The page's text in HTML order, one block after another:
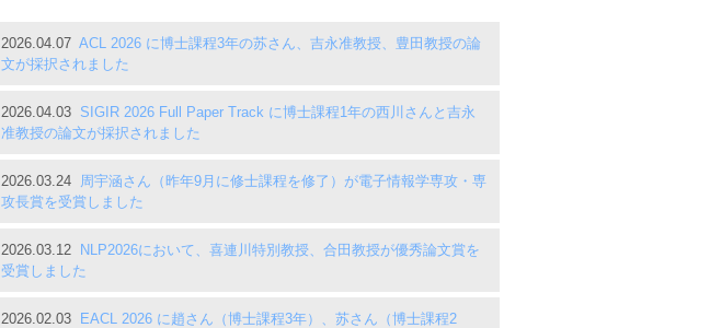
2026.04.07 ACL 2026 に博士課程3年の苏さん、吉永准教授、豊田教授の論
文が採択されました
2026.04.03 SIGIR 2026 Full Paper Track に博士課程1年の西川さんと吉永
准教授の論文が採択されました
2026.03.24 周宇涵さん（昨年9月に修士課程を修了）が電子情報学専攻・専
攻長賞を受賞しました
2026.03.12
NLP2026において、喜連川特別教授、合田教授が優秀論文賞を
受賞しました
2026.02.03
EACL 2026 に趙さん（博士課程3年）、苏さん（博士課程2